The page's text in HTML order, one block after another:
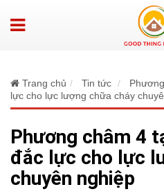
Trang chủ Tin tức
lực cho lực lượng chữa cháy
Phương châm 4
đắc lực cho lực
chuyên nghiệp